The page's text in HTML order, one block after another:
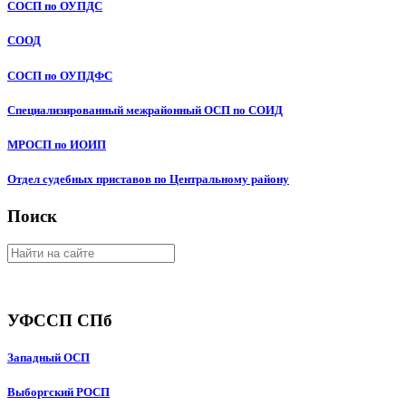
СОСП по ОУПДС
СООД
СОСП по ОУПДФС
Специализированный межрайонный ОСП по СОИД
МРОСП по ИОИП
Отдел судебных приставов по Центральному району
Поиск
УФССП СПб
Западный ОСП
Выборгский РОСП